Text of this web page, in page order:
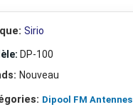
Sirio
DP-100
Nouveau
Dipool FM Antennes